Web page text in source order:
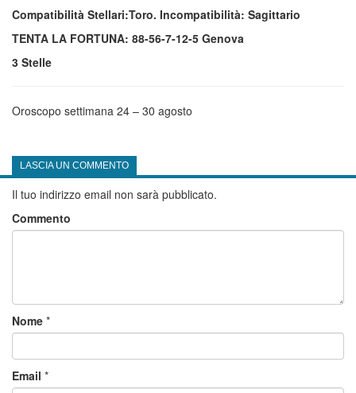
Compatibilità Stellari:Toro. Incompatibilità: Sagittario
TENTA LA FORTUNA: 88-56-7-12-5 Genova
3 Stelle
Oroscopo settimana 24 – 30 agosto
LASCIA UN COMMENTO
Il tuo indirizzo email non sarà pubblicato.
Commento
Nome *
Email *